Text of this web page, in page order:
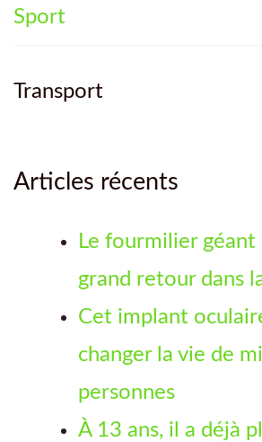
Sport
Transport
Articles récents
Le fourmilier géant
grand retour dans
Cet implant
changer la vie de
personnes
À 13 ans, il a déjà